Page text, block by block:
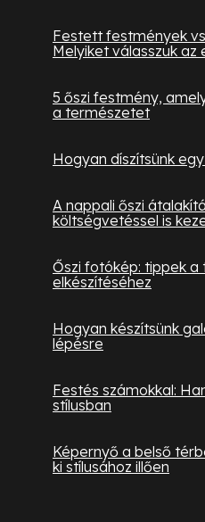
Festett festmények
Melyiket válasszuk az
5 őszi festmény,
a természetet
Hogyan díszítsünk
A nappali őszi
költségvetéssel is
Őszi fotókép: tippek
elkészítéséhez
Hogyan készítsünk
lépésre
Festés számokkal:
stílusban
Képernyő a belső
ki stílusához illően